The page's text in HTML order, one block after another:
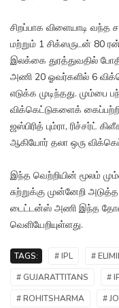
சிறப்பாக விளையாடி வந்த
மற்றும் 1 சிக்ஸருடன் 80
இலக்கை துரத்துவதில்
அணி 20 ஓவர்களில் 6
எடுக்க முடிந்தது.
விக்கெட்டுகளைக்
ஜஸ்பிரித் பும்ரா, ரிச்சர்ட்
ஆகியோர் தலா ஒரு
இந்த வெற்றியின் மூலம்
சுற்றுக்கு முன்னேறி
டைட்டன்ஸ் அணி இந்த
வெளியேறியுள்ளது.
TAGS: # IPL #
# GUJARATTITANS
#
# ROHITSHARMA
#